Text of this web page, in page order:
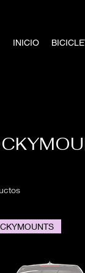
INICIO